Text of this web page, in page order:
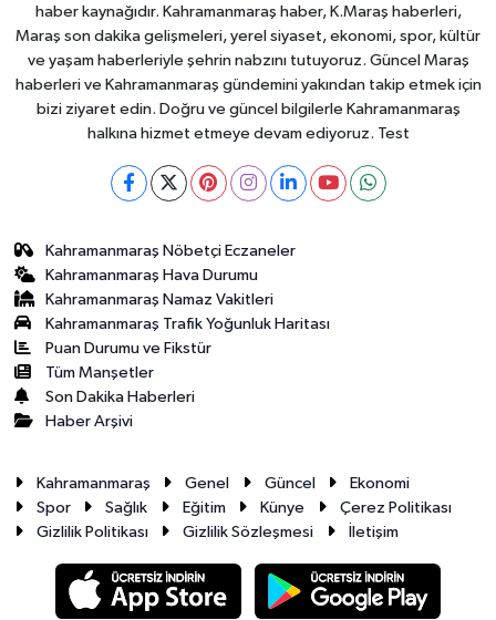
haber kaynağıdır. Kahramanmaraş haber, K.Maraş haberleri,
Maraş son dakika gelişmeleri, yerel siyaset, ekonomi, spor, kültür
ve yaşam haberleriyle şehrin nabzını tutuyoruz. Güncel Maraş
haberleri ve Kahramanmaraş gündemini yakından takip etmek için
bizi ziyaret edin. Doğru ve güncel bilgilerle Kahramanmaraş
halkına hizmet etmeye devam ediyoruz. Test
Kahramanmaraş Nöbetçi Eczaneler
Kahramanmaraş Hava Durumu
Kahramanmaraş Namaz Vakitleri
Kahramanmaraş Trafik Yoğunluk Haritası
Puan Durumu ve Fikstür
Tüm Manşetler
Son Dakika Haberleri
Haber Arşivi
Kahramanmaraş Genel Güncel
Ekonomi
Spor
Sağlık Eğitim Künye
Çerez Politikası
Gizlilik Politikası
Gizlilik Sözleşmesi İletişim